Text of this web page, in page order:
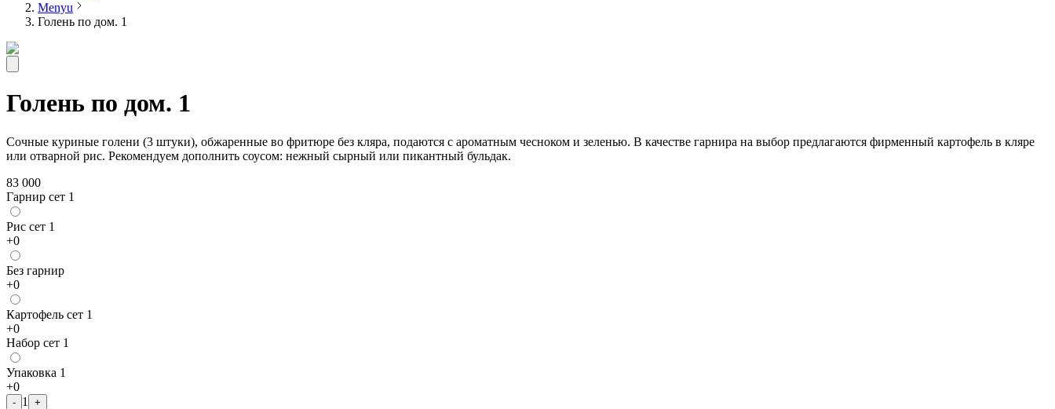
Menyu
Голень по дом. 1
Голень по дом. 1
Сочные куриные голени (3 штуки), обжаренные во фритюре без кляра, подаются с ароматным чесноком и зеленью. В качестве гарнира на выбор предлагаются фирменный картофель в кляре
или отварной рис. Рекомендуем дополнить соусом: нежный сырный или пикантный бульдак.
83 000
Гарнир сет 1
Рис сет 1
+0
Без гарнир
+0
Картофель сет 1
+0
Набор сет 1
Упаковка 1
+0
- 1
+